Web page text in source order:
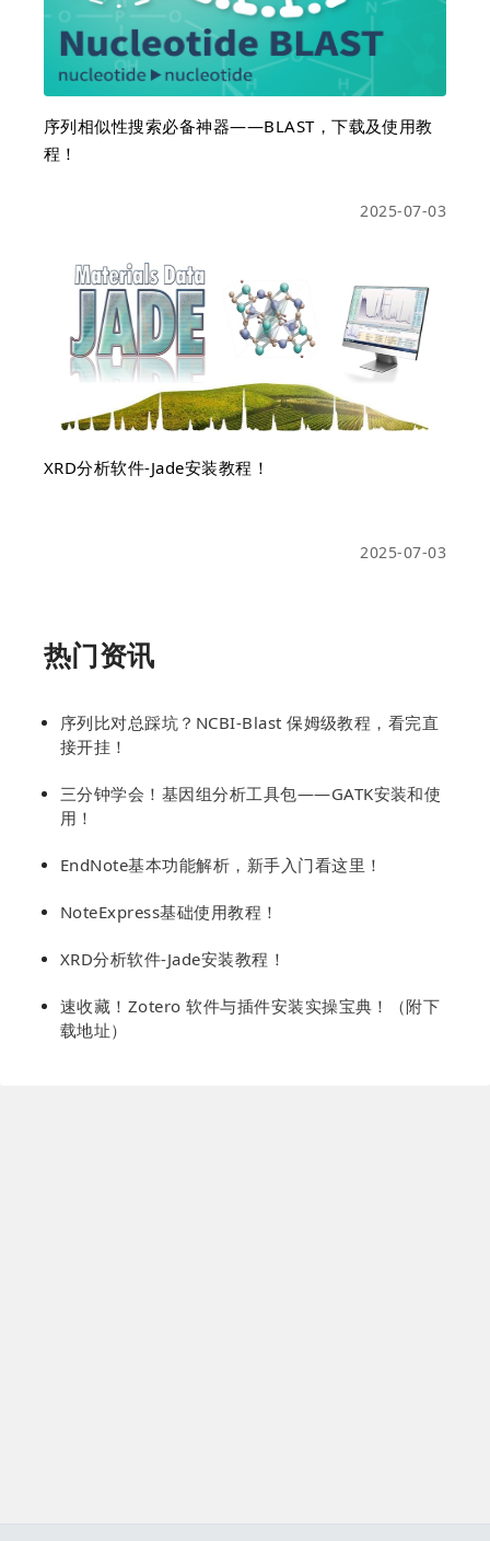
序列相似性搜索必备神器——BLAST，下载及使用教
程！
2025-07-03
XRD分析软件-Jade安装教程！
2025-07-03
热门资讯
序列比对总踩坑？NCBI-Blast 保姆级教程，看完直
接开挂！
三分钟学会！基因组分析工具包——GATK安装和使
用！
EndNote基本功能解析，新手入门看这里！
NoteExpress基础使用教程！
XRD分析软件-Jade安装教程！
速收藏！Zotero 软件与插件安装实操宝典！（附下
载地址）